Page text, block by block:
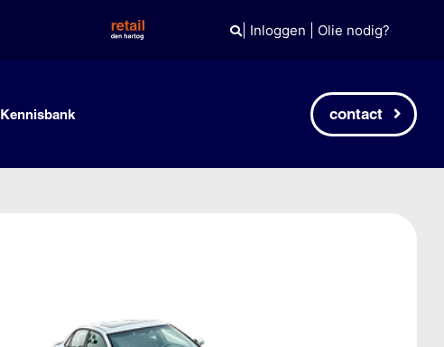
| Inloggen Olie nodig?
Kennisbank contact